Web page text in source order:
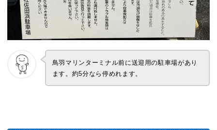
鳥羽マリンターミナル前に送迎用の駐車場があり
ます。約5分なら停めれます。